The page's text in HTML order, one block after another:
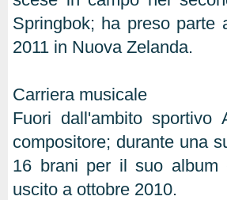
Springbok; ha preso parte
2011 in Nuova Zelanda.
Carriera musicale
Fuori dall'ambito sportivo
compositore; durante una
16 brani per il suo album
uscito a ottobre 2010.